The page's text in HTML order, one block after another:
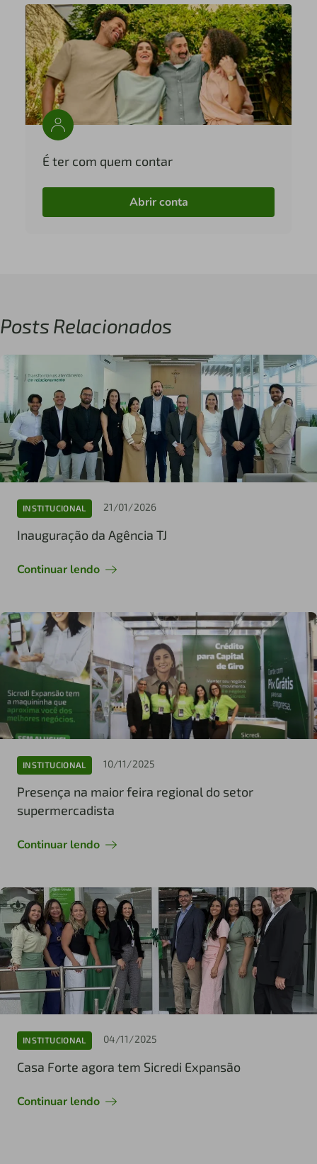
É ter com quem contar
Abrir conta
Posts Relacionados
INSTITUCIONAL 21/01/2026
Inauguração da Agência TJ
Continuar lendo
INSTITUCIONAL 10/11/2025
Presença na maior feira regional do setor
supermercadista
Continuar lendo
INSTITUCIONAL 04/11/2025
Casa Forte agora tem Sicredi Expansão
Continuar lendo